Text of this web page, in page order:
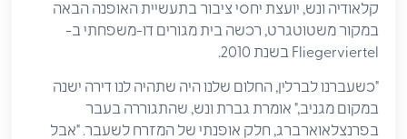
קלאודיה ונש, יועצת יחסי ציבור בתעשיית האופנה הבאה
במקור משטוטגרט, רכשה בית מגורים דו-משפחתי ב-
Fliegerviertel בשנת 2010.
"כשעברנו לברלין, החלום שלנו היה שתהיה לנו דירה ישנה
במקום מגניב," אומרת גברת ונש, שהתגוררה בעבר
בפרנצלאוארברג, חלק אופנתי של המזרח לשעבר. "אבל